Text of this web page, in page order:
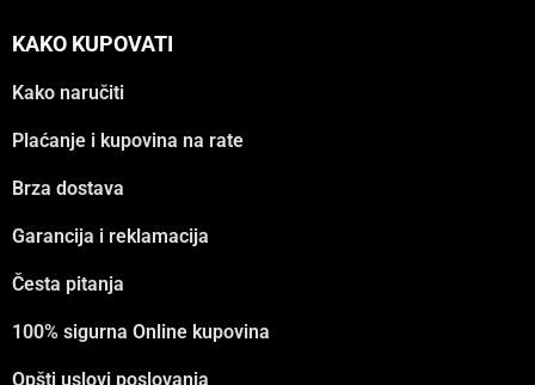
KAKO KUPOVATI
Kako naručiti
Plaćanje i kupovina na rate
Brza dostava
Garancija i reklamacija
Česta pitanja
100% sigurna Online kupovina
Opšti uslovi poslovanja